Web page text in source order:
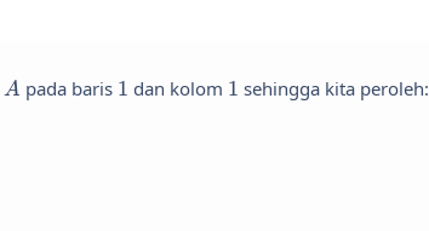
A
A pada baris 1
1 dan kolom 1
1 sehingga kita peroleh: